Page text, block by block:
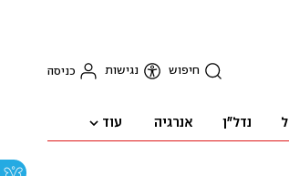
חיפוש נגישות כניסה
נדל"ן אנרגיה עוד